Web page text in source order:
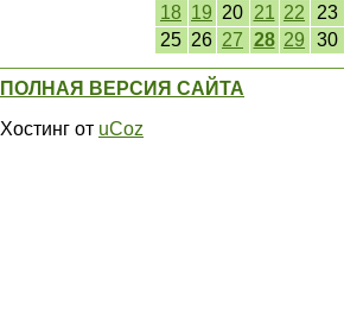
18 19 20 21 22 23
25 26 27 28 29 30
ПОЛНАЯ ВЕРСИЯ САЙТА
Хостинг от uCoz